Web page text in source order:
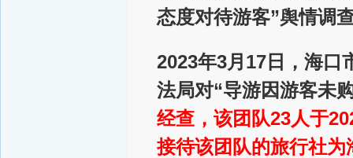
态度对待游客”舆情调
2023年3月17日，海口
法局对“导游因游客未
经查，该团队23人于
接待该团队的旅行社